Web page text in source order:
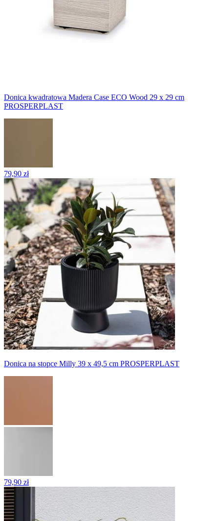
Donica kwadratowa Madera Case ECO Wood 29 x 29 cm
PROSPERPLAST
79,90 zł
Donica na stopce Milly 39 x 49,5 cm PROSPERPLAST
79,90 zł